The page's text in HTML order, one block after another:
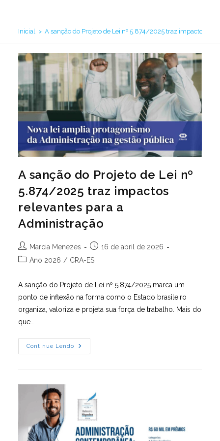
Inicial > A sanção do Projeto de Lei nº 5.874/2025 traz impactos
A sanção do Projeto de Lei nº
5.874/2025 traz impactos
relevantes para a
Administração
Autor
do
Marcia Menezes
Post
publicado:
16 de abril de 2026
Categoria
Ano 2026 / CRA-ES
A sanção do Projeto de Lei nº 5.874/2025 marca um
ponto de inflexão na forma como o Estado brasileiro
organiza, valoriza e projeta sua força de trabalho. Mais do
que…
Continue Lendo
A
Sanção
5.874/2025
Traz
Impactos
Relevantes
Para
A
Administração